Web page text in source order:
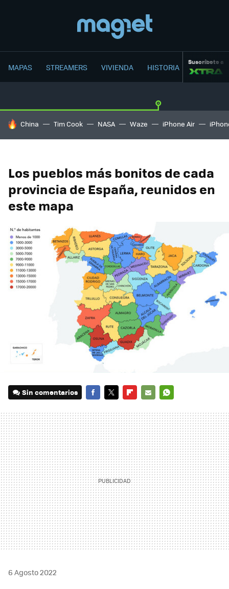
MAPAS STREAMERS VIVIENDA HISTORIA Suscríbete a
HOY SE HABLA DE
China Tim Cook NASA Waze iPhone Air
Los pueblos más bonitos de cada
provincia de España, reunidos en
este mapa
Sin comentarios
MAIL
6 Agosto 2022